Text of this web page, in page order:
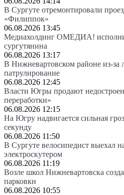
В Сургуте отремонтировали
«Филиппок»
06.08.2026 13:45
Медиахолдинг ОМЕДИА!
сургутянина
06.08.2026 13:17
В Нижневартовском районе из-
патрулирование
06.08.2026 12:45
Власти Югры продают
переработки»
06.08.2026 12:15
На Югру надвигается сильная
секунду
06.08.2026 11:50
В Сургуте велосипедист выехал
электроскутером
06.08.2026 11:19
Возле школ Нижневартовска
парковки
06.08.2026 10:55